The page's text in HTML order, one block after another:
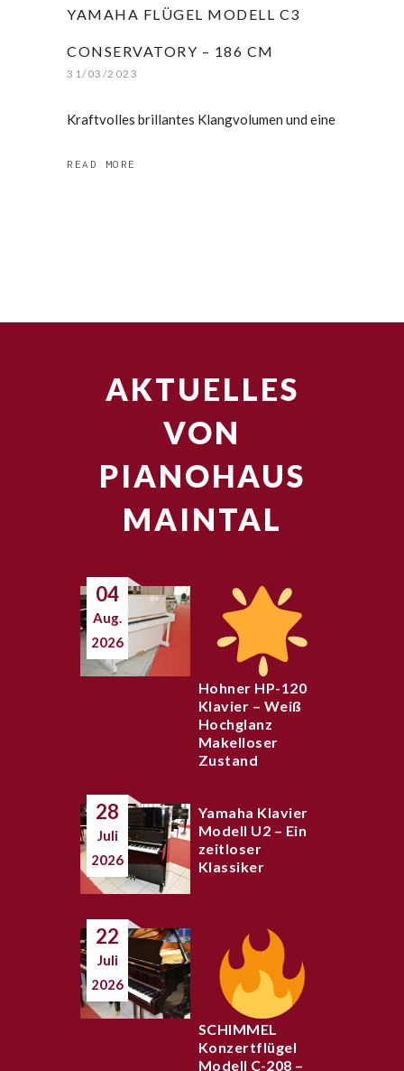
YAMAHA FLÜGEL MODELL C3
CONSERVATORY – 186 CM
31/03/2023
Kraftvolles brillantes Klangvolumen und eine
READ MORE
AKTUELLES
VON
PIANOHAUS
MAINTAL
04
Aug.
2026
Hohner HP-120
Klavier – Weiß
Hochglanz
Makelloser
Zustand
28
Juli
2026
Yamaha Klavier
Modell U2 – Ein
zeitloser
Klassiker
22
Juli
2026
SCHIMMEL
Konzertflügel
Modell C-208 –